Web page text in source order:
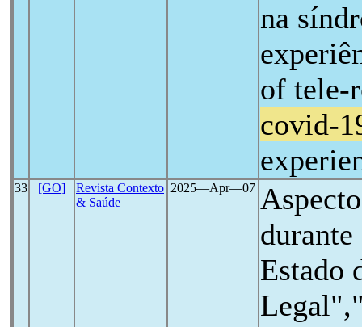
na
of tele-
covid-
33 [GO]
Revista Contexto
& Saúde
2025―Apr―07
Estado